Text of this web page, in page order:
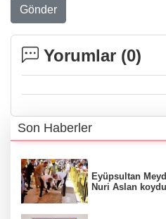
Gönder
Yorumlar (0)
Son Haberler
Eyüpsultan
Nuri Aslan koydu